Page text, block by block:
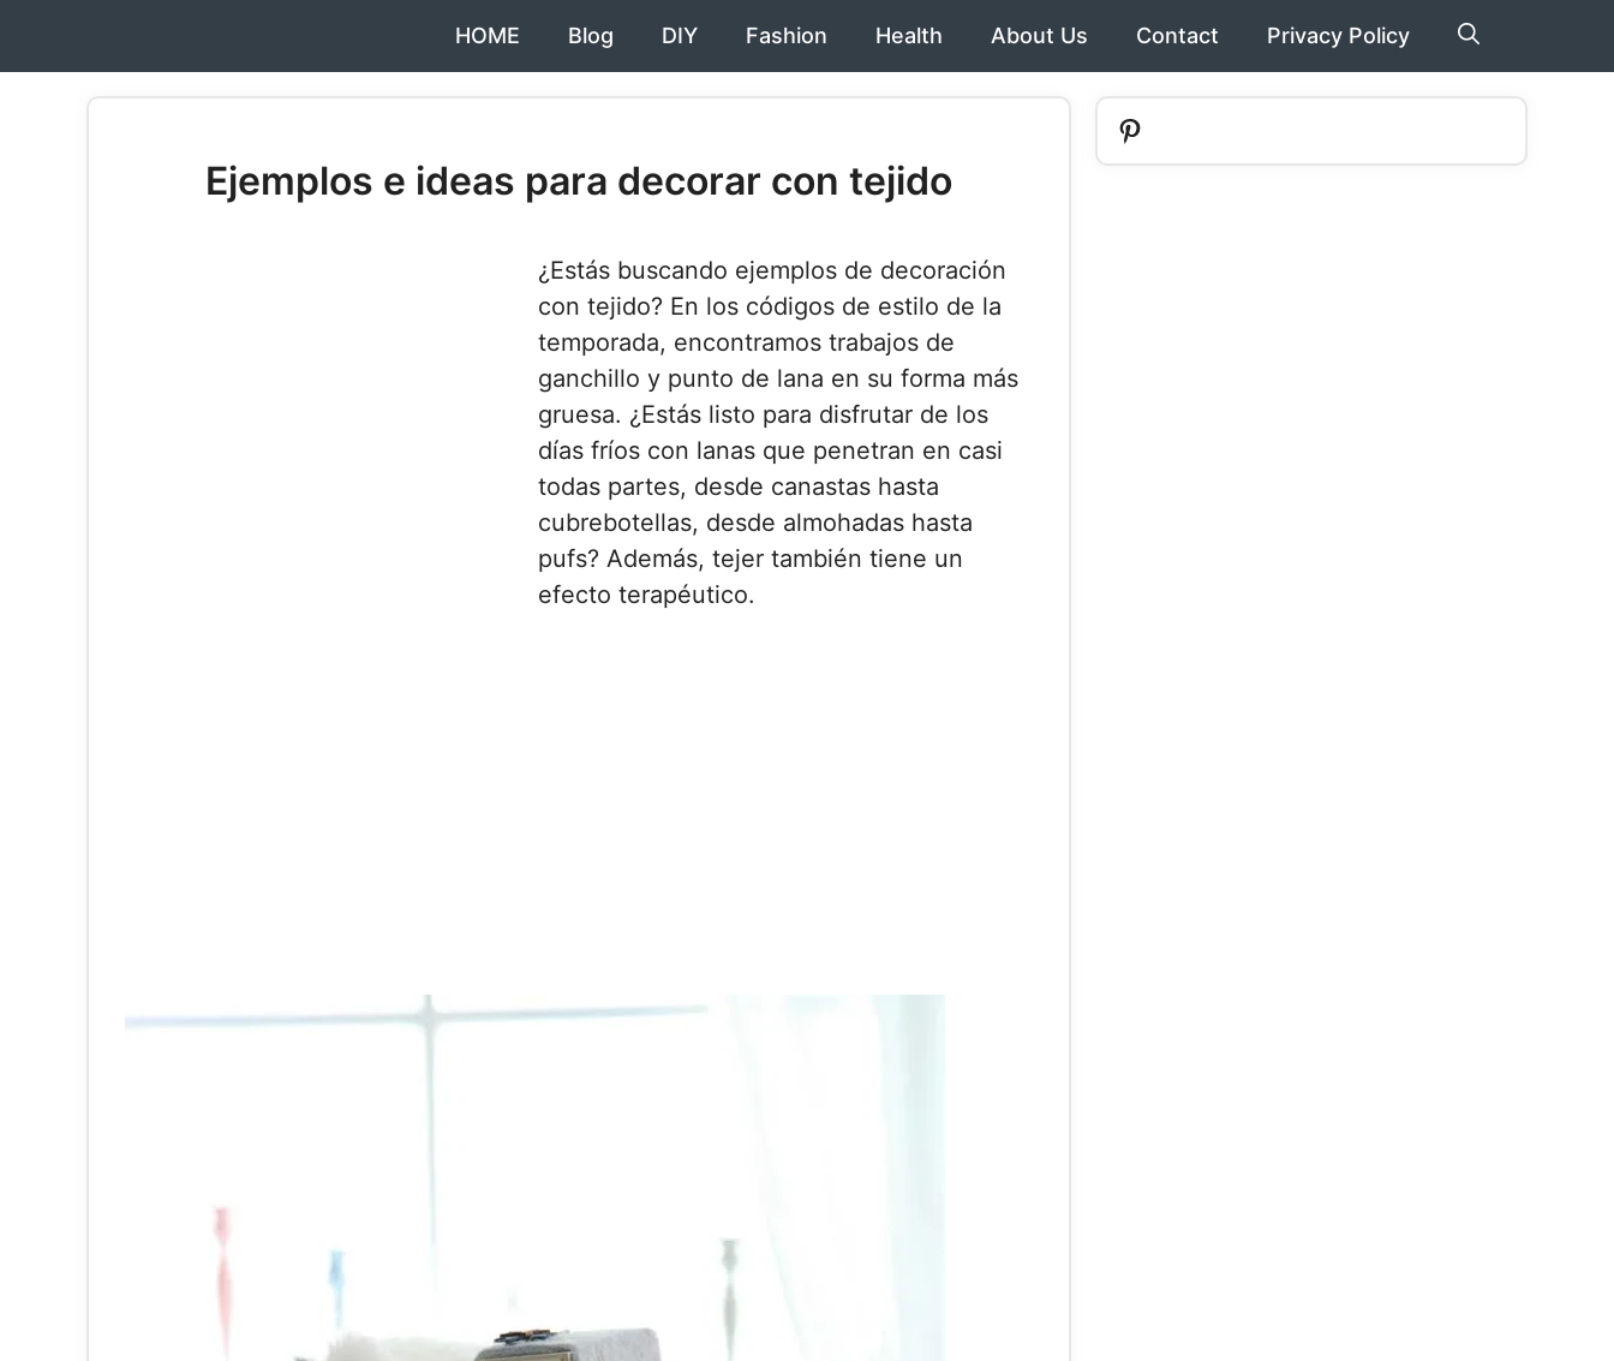
HOME Blog DIY Fashion Health About Us Contact Privacy Policy
Ejemplos e ideas para decorar con tejido
¿Estás buscando ejemplos de decoración
con tejido? En los códigos de estilo de la
temporada, encontramos trabajos de
ganchillo y punto de lana en su forma más
gruesa. ¿Estás listo para disfrutar de los
días fríos con lanas que penetran en casi
todas partes, desde canastas hasta
cubrebotellas, desde almohadas hasta
pufs? Además, tejer también tiene un
efecto terapéutico.
Pinterest